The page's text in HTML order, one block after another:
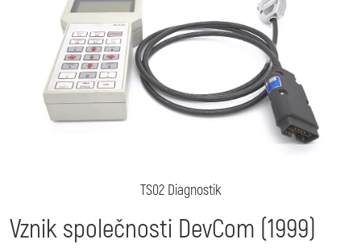
TS02 Diagnostik
Vznik společnosti DevCom (1999)